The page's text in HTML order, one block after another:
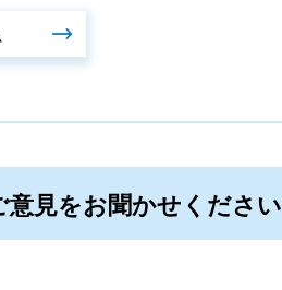
見をお聞かせください